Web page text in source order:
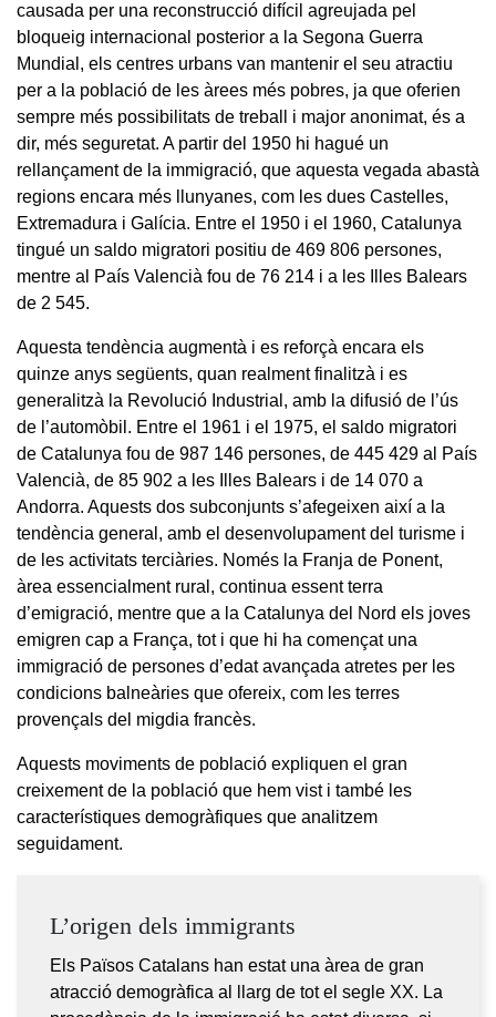
causada per una reconstrucció difícil agreujada pel
bloqueig internacional posterior a la Segona Guerra
Mundial, els centres urbans van mantenir el seu atractiu
per a la població de les àrees més pobres, ja que oferien
sempre més possibilitats de treball i major anonimat, és a
dir, més seguretat. A partir del 1950 hi hagué un
rellançament de la immigració, que aquesta vegada abastà
regions encara més llunyanes, com les dues Castelles,
Extremadura i Galícia. Entre el 1950 i el 1960, Catalunya
tingué un saldo migratori positiu de 469 806 persones,
mentre al País Valencià fou de 76 214 i a les Illes Balears
de 2 545.
Aquesta tendència augmentà i es reforçà encara els
quinze anys següents, quan realment finalitzà i es
generalitzà la Revolució Industrial, amb la difusió de l’ús
de l’automòbil. Entre el 1961 i el 1975, el saldo migratori
de Catalunya fou de 987 146 persones, de 445 429 al País
Valencià, de 85 902 a les Illes Balears i de 14 070 a
Andorra. Aquests dos subconjunts s’afegeixen així a la
tendència general, amb el desenvolupament del turisme i
de les activitats terciàries. Només la Franja de Ponent,
àrea essencialment rural, continua essent terra
d’emigració, mentre que a la Catalunya del Nord els joves
emigren cap a França, tot i que hi ha començat una
immigració de persones d’edat avançada atretes per les
condicions balneàries que ofereix, com les terres
provençals del migdia francès.
Aquests moviments de població expliquen el gran
creixement de la població que hem vist i també les
característiques demogràfiques que analitzem
seguidament.
L’origen dels immigrants
Els Països Catalans han estat una àrea de gran
atracció demogràfica al llarg de tot el segle XX. La